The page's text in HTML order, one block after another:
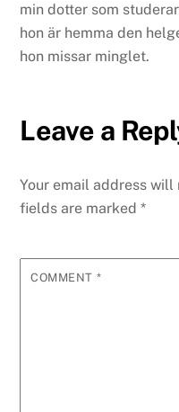
min dotter som
hon är hemma den
hon missar minglet.
Leave a
Your email address
fields are marked*
COMMENT *